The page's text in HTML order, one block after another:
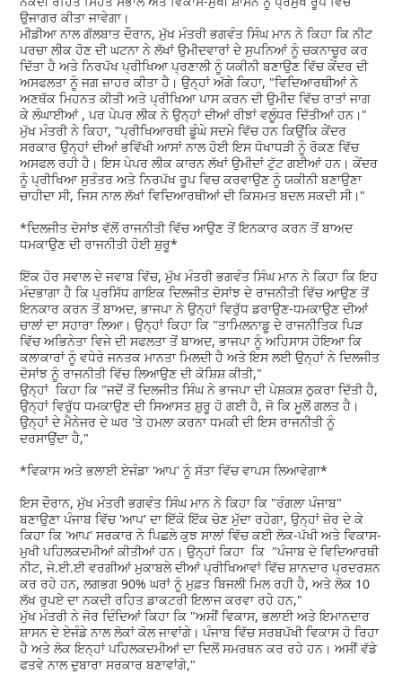
ਉਜਾਗਰ ਕੀਤਾ ਜਾਵੇਗਾ।
ਮੀਡੀਆ ਨਾਲ ਗੱਲਬਾਤ ਦੌਰਾਨ, ਮੁੱਖ ਮੰਤਰੀ ਭਗਵੰਤ ਸਿੰਘ ਮਾਨ ਨੇ ਕਿਹਾ ਕਿ ਨੀਟ
ਪਰਚਾ ਲੀਕ ਹੋਣ ਦੀ ਘਟਨਾ ਨੇ ਲੱਖਾਂ ਉਮੀਦਵਾਰਾਂ ਦੇ ਸੁਪਨਿਆਂ ਨੂੰ ਚਕਨਾਚੂਰ ਕਰ
ਦਿੱਤਾ ਹੈ ਅਤੇ ਨਿਰਪੱਖ ਪ੍ਰੀਖਿਆ ਪ੍ਰਣਾਲੀ ਨੂੰ ਯਕੀਨੀ ਬਣਾਉਣ ਵਿੱਚ ਕੇਂਦਰ ਦੀ
ਅਸਫਲਤਾ ਨੂੰ ਜਗ ਜ਼ਾਹਰ ਕੀਤਾ ਹੈ। ਉਨ੍ਹਾਂ ਅੱਗੇ ਕਿਹਾ, "ਵਿਦਿਆਰਥੀਆਂ ਨੇ
ਅਣਥੱਕ ਮਿਹਨਤ ਕੀਤੀ ਅਤੇ ਪ੍ਰੀਖਿਆ ਪਾਸ ਕਰਨ ਦੀ ਉਮੀਦ ਵਿੱਚ ਰਾਤਾਂ ਜਾਗ
ਕੇ ਲੰਘਾਈਆਂ , ਪਰ ਪੇਪਰ ਲੀਕ ਨੇ ਉਨ੍ਹਾਂ ਦੀਆਂ ਰੀਝਾਂ ਵਲੂੰਧਰ ਦਿੱਤੀਆਂ ਹਨ।"
ਮੁੱਖ ਮੰਤਰੀ ਨੇ ਕਿਹਾ, "ਪ੍ਰੀਖਿਆਰਥੀ ਡੂੰਘੇ ਸਦਮੇ ਵਿੱਚ ਹਨ ਕਿਉਂਕਿ ਕੇਂਦਰ
ਸਰਕਾਰ ਉਨ੍ਹਾਂ ਦੀਆਂ ਭਵਿੱਖੀ ਆਸਾਂ ਨਾਲ ਹੋਈ ਇਸ ਧੋਖਾਧੜੀ ਨੂੰ ਰੋਕਣ ਵਿੱਚ
ਅਸਫਲ ਰਹੀ ਹੈ। ਇਸ ਪੇਪਰ ਲੀਕ ਕਾਰਨ ਲੱਖਾਂ ਉਮੀਦਾਂ ਟੁੱਟ ਗਈਆਂ ਹਨ। ਕੇਂਦਰ
ਨੂੰ ਪ੍ਰੀਖਿਆ ਸੁਤੰਤਰ ਅਤੇ ਨਿਰਪੱਖ ਰੂਪ ਵਿਚ ਕਰਵਾਉਣ ਨੂੰ ਯਕੀਨੀ ਬਣਾਉਣਾ
ਚਾਹੀਦਾ ਸੀ, ਜਿਸ ਨਾਲ ਲੱਖਾਂ ਵਿਦਿਆਰਥੀਆਂ ਦੀ ਕਿਸਮਤ ਬਦਲ ਸਕਦੀ ਸੀ।"
*ਦਿਲਜੀਤ ਦੋਸਾਂਝ ਵੱਲੋਂ ਰਾਜਨੀਤੀ ਵਿੱਚ ਆਉਣ ਤੋਂ ਇਨਕਾਰ ਕਰਨ ਤੋਂ ਬਾਅਦ
ਧਮਕਾਉਣ ਦੀ ਰਾਜਨੀਤੀ ਹੋਈ ਸ਼ੁਰੂ*
ਇੱਕ ਹੋਰ ਸਵਾਲ ਦੇ ਜਵਾਬ ਵਿੱਚ, ਮੁੱਖ ਮੰਤਰੀ ਭਗਵੰਤ ਸਿੰਘ ਮਾਨ ਨੇ ਕਿਹਾ ਕਿ ਇਹ
ਮੰਦਭਾਗਾ ਹੈ ਕਿ ਪ੍ਰਸਿੱਧ ਗਾਇਕ ਦਿਲਜੀਤ ਦੋਸਾਂਝ ਦੇ ਰਾਜਨੀਤੀ ਵਿੱਚ ਆਉਣ ਤੋਂ
ਇਨਕਾਰ ਕਰਨ ਤੋਂ ਬਾਅਦ, ਭਾਜਪਾ ਨੇ ਉਨ੍ਹਾਂ ਵਿਰੁੱਧ ਡਰਾਉਣ-ਧਮਕਾਉਣ ਦੀਆਂ
ਚਾਲਾਂ ਦਾ ਸਹਾਰਾ ਲਿਆ। ਉਨ੍ਹਾਂ ਕਿਹਾ ਕਿ "ਤਾਮਿਲਨਾਡੂ ਦੇ ਰਾਜਨੀਤਿਕ ਪਿੜ
ਵਿੱਚ ਅਭਿਨੇਤਾ ਵਿਜੇ ਦੀ ਸਫਲਤਾ ਤੋਂ ਬਾਅਦ, ਭਾਜਪਾ ਨੂੰ ਅਹਿਸਾਸ ਹੋਇਆ ਕਿ
ਕਲਾਕਾਰਾਂ ਨੂੰ ਵਧੇਰੇ ਜਨਤਕ ਮਾਨਤਾ ਮਿਲਦੀ ਹੈ ਅਤੇ ਇਸ ਲਈ ਉਨ੍ਹਾਂ ਨੇ ਦਿਲਜੀਤ
ਦੋਸਾਂਝ ਨੂੰ ਰਾਜਨੀਤੀ ਵਿੱਚ ਲਿਆਉਣ ਦੀ ਕੋਸ਼ਿਸ਼ ਕੀਤੀ,"
ਉਨ੍ਹਾਂ ਕਿਹਾ ਕਿ "ਜਦੋਂ ਤੋਂ ਦਿਲਜੀਤ ਸਿੰਘ ਨੇ ਭਾਜਪਾ ਦੀ ਪੇਸ਼ਕਸ਼ ਠੁਕਰਾ ਦਿੱਤੀ ਹੈ,
ਉਨ੍ਹਾਂ ਵਿਰੁੱਧ ਧਮਕਾਉਣ ਦੀ ਸਿਆਸਤ ਸ਼ੁਰੂ ਹੋ ਗਈ ਹੈ, ਜੋ ਕਿ ਮੂਲੋਂ ਗਲਤ ਹੈ।
ਉਨ੍ਹਾਂ ਦੇ ਮੈਨੇਜਰ ਦੇ ਘਰ 'ਤੇ ਹਮਲਾ ਕਰਨਾ ਧਮਕੀ ਦੀ ਇਸ ਰਾਜਨੀਤੀ ਨੂੰ
ਦਰਸਾਉਂਦਾ ਹੈ,"
*ਵਿਕਾਸ ਅਤੇ ਭਲਾਈ ਏਜੰਡਾ 'ਆਪ' ਨੂੰ ਸੱਤਾ ਵਿੱਚ ਵਾਪਸ ਲਿਆਵੇਗਾ*
ਇਸ ਦੌਰਾਨ, ਮੁੱਖ ਮੰਤਰੀ ਭਗਵੰਤ ਸਿੰਘ ਮਾਨ ਨੇ ਕਿਹਾ ਕਿ "ਰੰਗਲਾ ਪੰਜਾਬ"
ਬਣਾਉਣਾ ਪੰਜਾਬ ਵਿੱਚ 'ਆਪ' ਦਾ ਇੱਕੋ ਇੱਕ ਚੋਣ ਮੁੱਦਾ ਰਹੇਗਾ, ਉਨ੍ਹਾਂ ਜ਼ੋਰ ਦੇ ਕੇ
ਕਿਹਾ ਕਿ 'ਆਪ' ਸਰਕਾਰ ਨੇ ਪਿਛਲੇ ਕੁਝ ਸਾਲਾਂ ਵਿੱਚ ਕਈ ਲੋਕ-ਪੱਖੀ ਅਤੇ ਵਿਕਾਸ-
ਮੁਖੀ ਪਹਿਲਕਦਮੀਆਂ ਕੀਤੀਆਂ ਹਨ। ਉਨ੍ਹਾਂ ਕਿਹਾ ਕਿ "ਪੰਜਾਬ ਦੇ ਵਿਦਿਆਰਥੀ
ਨੀਟ, ਜੇ.ਈ.ਈ ਵਰਗੀਆਂ ਮੁਕਾਬਲੇ ਦੀਆਂ ਪ੍ਰੀਖਿਆਵਾਂ ਵਿੱਚ ਸ਼ਾਨਦਾਰ ਪ੍ਰਦਰਸ਼ਨ
ਕਰ ਰਹੇ ਹਨ, ਲਗਭਗ 90% ਘਰਾਂ ਨੂੰ ਮੁਫ਼ਤ ਬਿਜਲੀ ਮਿਲ ਰਹੀ ਹੈ, ਅਤੇ ਲੋਕ 10
ਲੱਖ ਰੁਪਏ ਦਾ ਨਕਦੀ ਰਹਿਤ ਡਾਕਟਰੀ ਇਲਾਜ ਕਰਵਾ ਰਹੇ ਹਨ,"
ਮੁੱਖ ਮੰਤਰੀ ਨੇ ਜੋਰ ਦਿੰਦਿਆਂ ਕਿਹਾ ਕਿ "ਅਸੀਂ ਵਿਕਾਸ, ਭਲਾਈ ਅਤੇ ਇਮਾਨਦਾਰ
ਸ਼ਾਸਨ ਦੇ ਏਜੰਡੇ ਨਾਲ ਲੋਕਾਂ ਕੋਲ ਜਾਵਾਂਗੇ। ਪੰਜਾਬ ਵਿੱਚ ਸਰਬਪੱਖੀ ਵਿਕਾਸ ਹੋ ਰਿਹਾ
ਹੈ ਅਤੇ ਲੋਕ ਇਨ੍ਹਾਂ ਪਹਿਲਕਦਮੀਆਂ ਦਾ ਦਿਲੋਂ ਸਮਰਥਨ ਕਰ ਰਹੇ ਹਨ। ਅਸੀਂ ਵੱਡੇ
ਫਤਵੇ ਨਾਲ ਦੁਬਾਰਾ ਸਰਕਾਰ ਬਣਾਵਾਂਗੇ,"